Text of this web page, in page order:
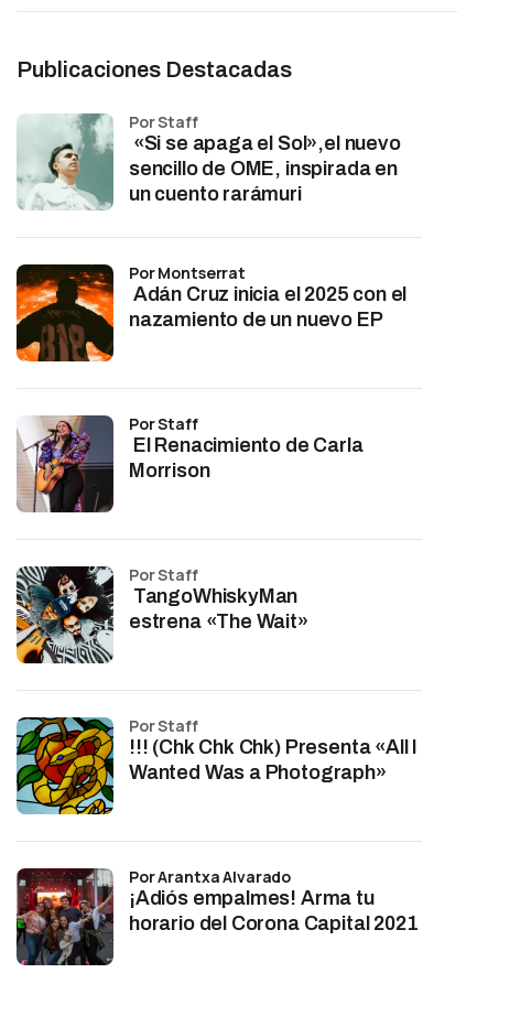
Publicaciones Destacadas
«Si se apaga el Sol»,el nuevo
sencillo de OME, inspirada en
un cuento rarámuri
por Staff
Adán Cruz inicia el 2025 con el
nazamiento de un nuevo EP
por Montserrat
El Renacimiento de Carla
Morrison
por Staff
TangoWhiskyMan
estrena «The Wait»
por Staff
!!! (Chk Chk Chk) Presenta «All I
Wanted Was a Photograph»
por Staff
¡Adiós empalmes! Arma tu
horario del Corona Capital 2021
por Arantxa Alvarado